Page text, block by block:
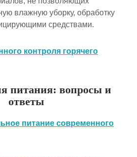
влажную уборку, обработку
средствами.
контроля горячего
питания: вопросы и
ответы
питание современного